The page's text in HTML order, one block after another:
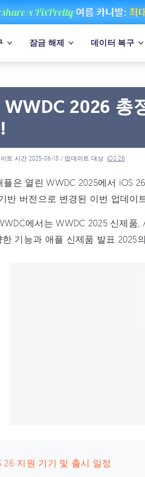
잠금 해제 데이터 복구
WWDC 2026 총
트 시간 2025-06-13 / 업데이트 대상iOS 26
플은 열린 WWDC 2025에서 iOS
반 버전으로 변경된 이번 업데이
에서는 WWDC 2025 신제
기능과 애플 신제품 발표 2025
26 지원 기기 및 출시 일정